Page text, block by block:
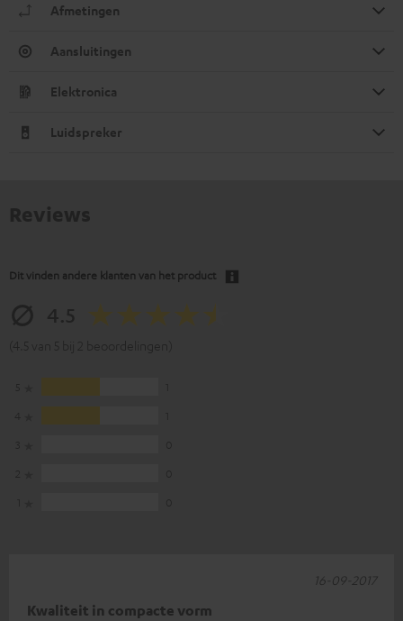
Afmetingen
Aansluitingen
Elektronica
Luidspreker
Dit vinden andere klanten van het product
Kwaliteit in compacte vorm
16-09-2017